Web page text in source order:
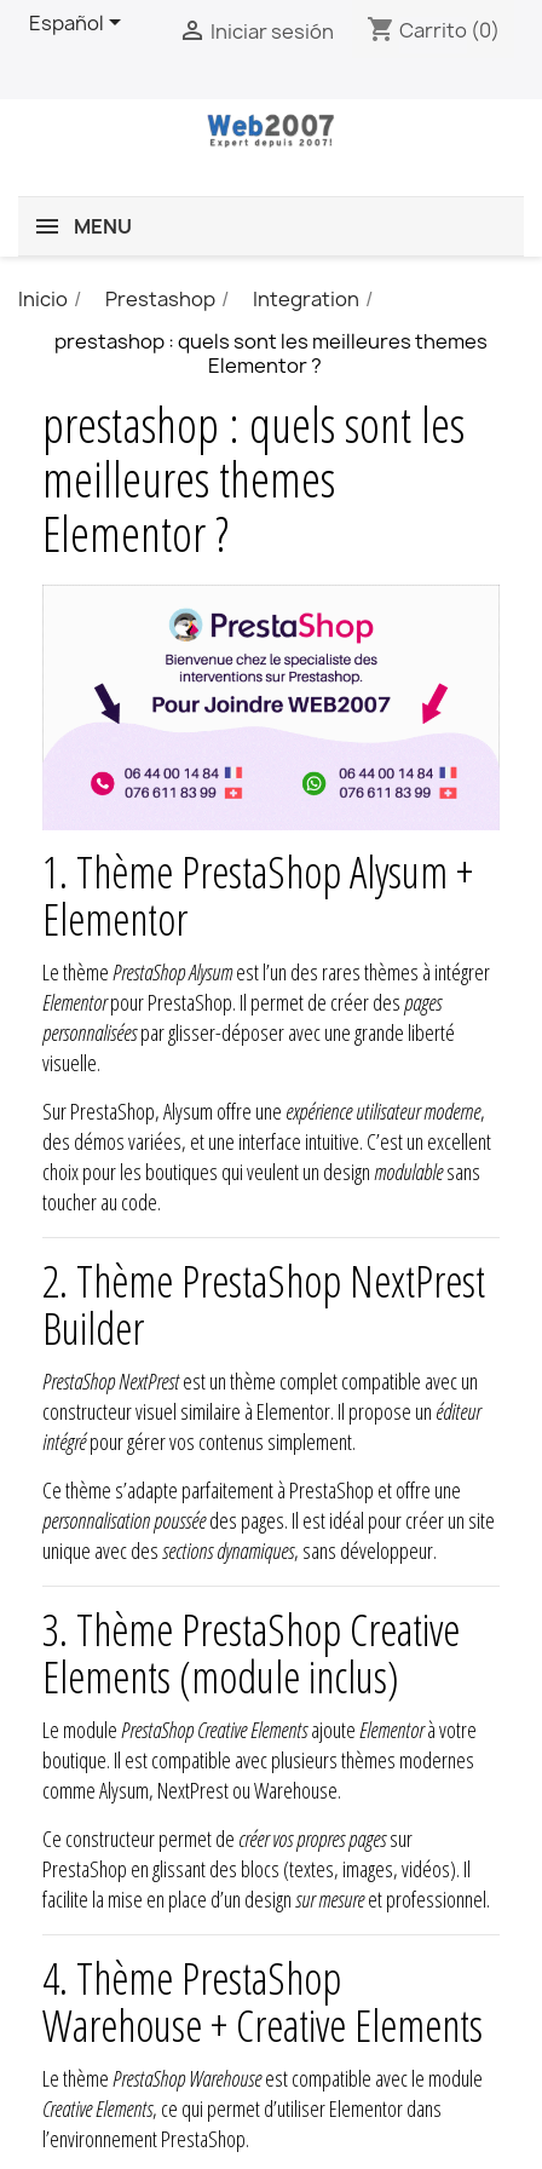
Español  Iniciar sesión shopping_cart Carrito (0)
MENU
Inicio Prestashop
Integration
prestashop : quels sont les meilleures themes
Elementor ?
prestashop : quels sont les
meilleures themes
Elementor ?
1. Thème PrestaShop Alysum +
Elementor
Le thèmePrestaShop Alysumest l’un des rares thèmes à intégrer
Elementorpour PrestaShop. Il permet de créer despages
personnaliséespar glisser-déposer avec une grande liberté
visuelle.
Sur PrestaShop, Alysum offre une expérience utilisateur moderne,
des démos variées, et une interface intuitive. C’est un excellent
choix pour les boutiques qui veulent un design modulablesans
toucher au code.
2. Thème PrestaShop NextPrest
Builder
PrestaShop NextPrestest un thème complet compatible avec un
constructeur visuel similaire à Elementor. Il propose un éditeur
intégrépour gérer vos contenus simplement.
Ce thème s’adapte parfaitement à PrestaShop et offre une
personnalisation pousséedes pages. Il est idéal pour créer un site
unique avec dessections dynamiques, sans développeur.
3. Thème PrestaShop Creative
Elements (module inclus)
Le modulePrestaShop Creative ElementsajouteElementorà votre
boutique. Il est compatible avec plusieurs thèmes modernes
comme Alysum, NextPrest ou Warehouse.
Ce constructeur permet de créer vos propres pagessur
PrestaShop en glissant des blocs (textes, images, vidéos). Il
facilite la mise en place d’un designsur mesureet professionnel.
4. Thème PrestaShop
Warehouse + Creative Elements
Le thèmePrestaShop Warehouseest compatible avec le module
Creative Elements, ce qui permet d’utiliser Elementor dans
l’environnement PrestaShop.